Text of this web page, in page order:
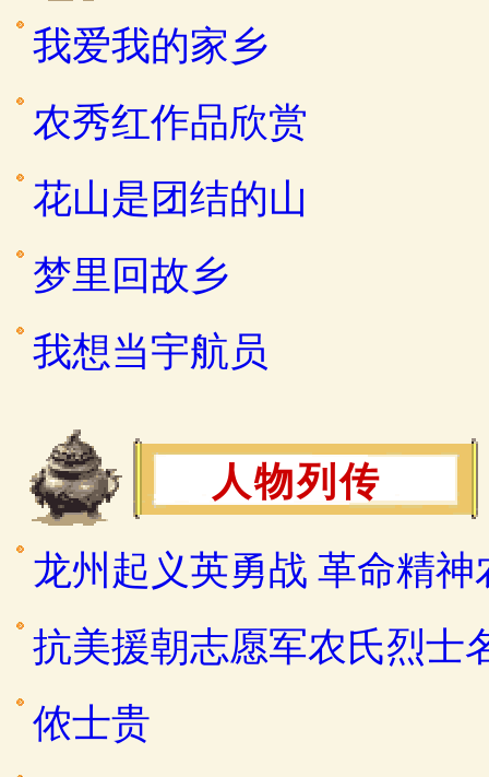
我爱我的家乡
农秀红作品欣赏
花山是团结的山
梦里回故乡
我想当宇航员
人物列传
龙州起义英勇战 革命精
抗美援朝志愿军农氏烈士
侬士贵